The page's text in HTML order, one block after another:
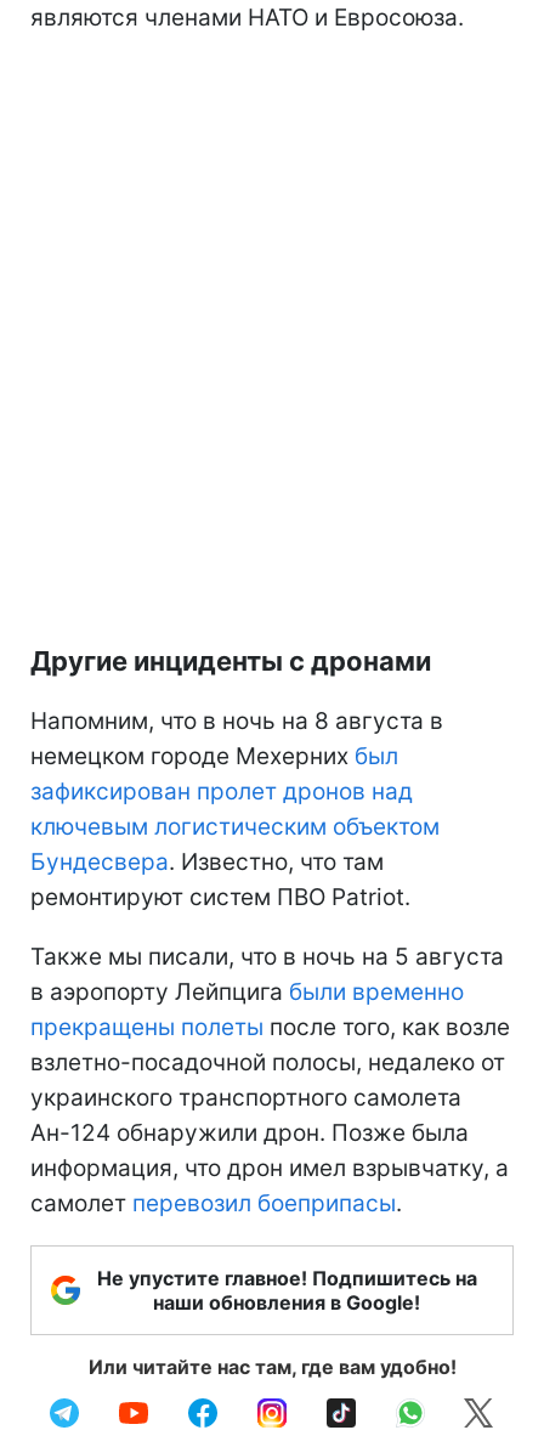
являются членами НАТО и Евросоюза.
Другие инциденты с дронами
Напомним, что в ночь на 8 августа в
немецком городе Мехерних был
зафиксирован пролет дронов над
ключевым логистическим объектом
Бундесвера. Известно, что там
ремонтируют систем ПВО Patriot.
Также мы писали, что в ночь на 5 августа
в аэропорту Лейпцига были временно
прекращены полеты после того, как возле
взлетно-посадочной полосы, недалеко от
украинского транспортного самолета
Ан-124 обнаружили дрон. Позже была
информация, что дрон имел взрывчатку, а
самолет перевозил боеприпасы.
Не упустите главное! Подпишитесь на
наши обновления в Google!
Или читайте нас там, где вам удобно!